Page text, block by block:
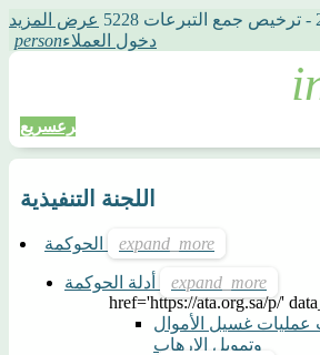
عرض المزيد
personدخول العملاء
تبرعسريع
اللجنة التنفيذية
href='https://ata.org.sa/p/'
غسيل الأموال
وتمويل الإرهاب